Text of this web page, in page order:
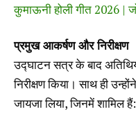
कुमाऊनी होली गीत 2026 |
प्रमुख आकर्षण और निरीक्षण
उद्घाटन सत्र के बाद
निरीक्षण किया। साथ ही
जायजा लिया, जिनमें शामिल हैं: